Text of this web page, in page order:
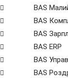
BAS
BAS
BAS
BAS ERP
BAS
BAS